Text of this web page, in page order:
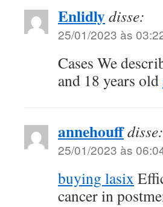
Enlidlydisse:
25/01/2023 às
Cases We
and 18 years old
annehouffdisse:
25/01/2023 às
buying lasix
cancer in